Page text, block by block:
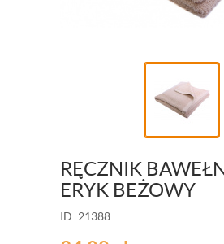
RĘCZNIK
ERYK BEŻOWY
ID: 21388